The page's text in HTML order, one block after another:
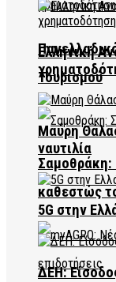
Τουρισμού
Σαμοθράκη:
καθεστώς
Ελληνική
Μαύρη
ναυτιλία
5G στην
ΔΕΗ: